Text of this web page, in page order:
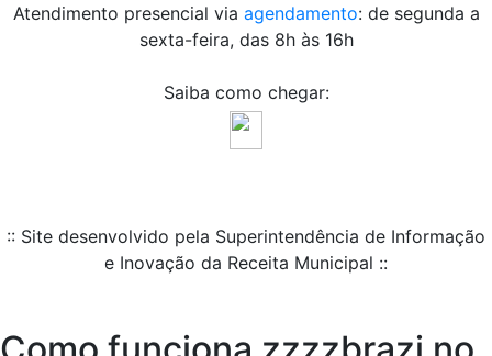
Atendimento presencial via agendamento: de segunda a
sexta-feira, das 8h às 16h
Saiba como chegar:
:: Site desenvolvido pela Superintendência de Informação
e Inovação da Receita Municipal ::